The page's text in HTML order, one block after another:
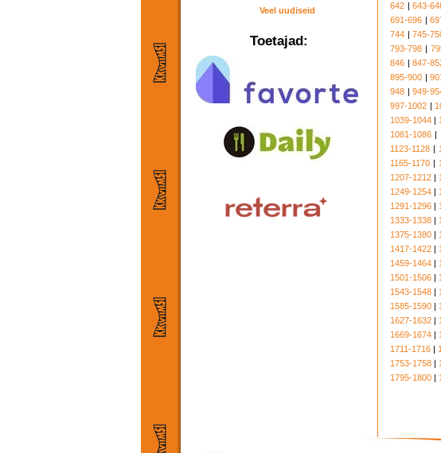
Veel uudiseid
Toetajad:
642 |643-
691-696 |
744 |745-
793-798 |
846 |847-
895-900 |
948 |949-
997-1002 |
1039-1044 |
1081-1086 |
1123-1128 |
1165-1170 |
1207-1212 |
1249-1254 |
1291-1296 |
1333-1338 |
1375-1380 |
1417-1422 |
1459-1464 |
1501-1506 |
1543-1548 |
1585-1590 |
1627-1632 |
1669-1674 |
1711-1716 |
1753-1758 |
1795-1800 |